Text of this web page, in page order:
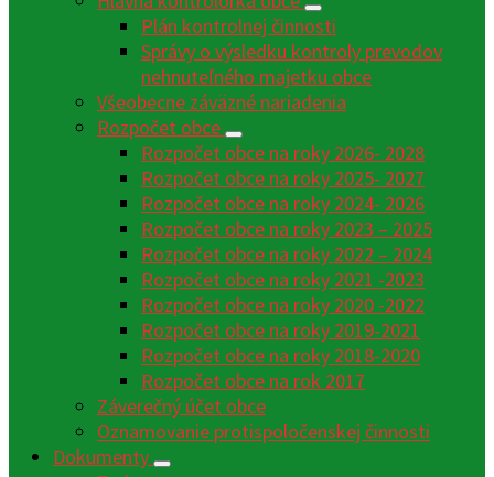
Plán kontrolnej činnosti
Správy o výsledku kontroly prevodov
nehnuteľného majetku obce
Všeobecne záväzné nariadenia
Rozpočet obce
Rozpočet obce na roky 2026- 2028
Rozpočet obce na roky 2025- 2027
Rozpočet obce na roky 2024- 2026
Rozpočet obce na roky 2023 – 2025
Rozpočet obce na roky 2022 – 2024
Rozpočet obce na roky 2021 -2023
Rozpočet obce na roky 2020 -2022
Rozpočet obce na roky 2019-2021
Rozpočet obce na roky 2018-2020
Rozpočet obce na rok 2017
Záverečný účet obce
Oznamovanie protispoločenskej činnosti
Dokumenty